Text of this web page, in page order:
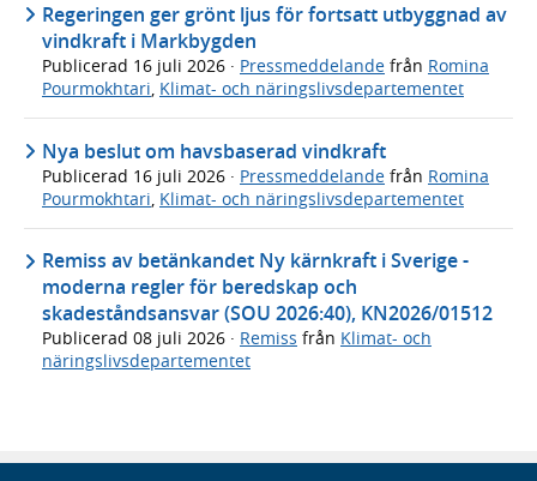
Regeringen ger grönt ljus för fortsatt utbyggnad av
vindkraft i Markbygden
Publicerad 16 juli 2026 · Pressmeddelande från Romina
Pourmokhtari, Klimat- och näringslivsdepartementet
Nya beslut om havsbaserad vindkraft
Publicerad 16 juli 2026 · Pressmeddelande från Romina
Pourmokhtari Klimat- och näringslivsdepartementet
Remiss av betänkandet Ny kärnkraft i Sverige -
moderna regler för beredskap och
skadeståndsansvar (SOU 2026:40), KN2026/01512
Publicerad 08 juli 2026 · Remiss från Klimat- och
näringslivsdepartementet